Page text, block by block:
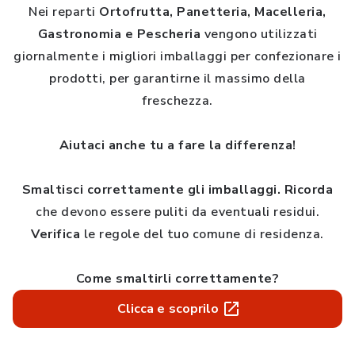
Nei reparti Ortofrutta, Panetteria, Macelleria,
Gastronomia e Pescheria vengono utilizzati
giornalmente i migliori imballaggi per confezionare i
prodotti, per garantirne il massimo della
freschezza.
Aiutaci anche tu a fare la differenza!
Smaltisci correttamente gli imballaggi. Ricorda
che devono essere puliti da eventuali residui.
Verifica le regole del tuo comune di residenza.
Come smaltirli correttamente?
Clicca e scoprilo